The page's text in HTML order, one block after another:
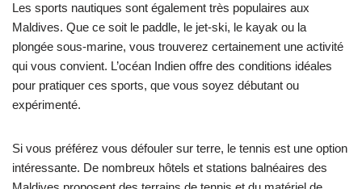
Les sports nautiques sont également très populaires aux
Maldives. Que ce soit le paddle, le jet-ski, le kayak ou la
plongée sous-marine, vous trouverez certainement une activité
qui vous convient. L’océan Indien offre des conditions idéales
pour pratiquer ces sports, que vous soyez débutant ou
expérimenté.
Si vous préférez vous défouler sur terre, le tennis est une option
intéressante. De nombreux hôtels et stations balnéaires des